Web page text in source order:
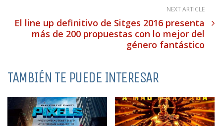
NEXT ARTICLE
El line up definitivo de Sitges 2016 presenta
más de 200 propuestas con lo mejor del
género fantástico
TAMBIÉN TE PUEDE INTERESAR